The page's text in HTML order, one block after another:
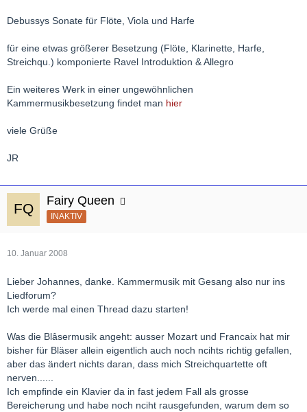
Debussys Sonate für Flöte, Viola und Harfe
für eine etwas größerer Besetzung (Flöte, Klarinette, Harfe,
Streichqu.) komponierte Ravel Introduktion & Allegro
Ein weiteres Werk in einer ungewöhnlichen
Kammermusikbesetzung findet man hier
viele Grüße
JR
Fairy Queen
INAKTIV
10. Januar 2008
Lieber Johannes, danke. Kammermusik mit Gesang also nur ins
Liedforum?
Ich werde mal einen Thread dazu starten!
Was die Blâsermusik angeht: ausser Mozart und Francaix hat mir
bisher für Bläser allein eigentlich auch noch ncihts richtig gefallen,
aber das ändert nichts daran, dass mich Streichquartette oft
nerven......
Ich empfinde ein Klavier da in fast jedem Fall als grosse
Bereicherung und habe noch nciht rausgefunden, warum dem so